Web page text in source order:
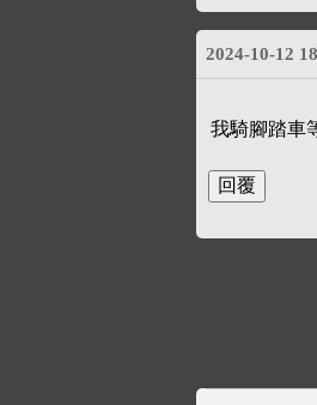
2024-10-12
我騎腳踏車